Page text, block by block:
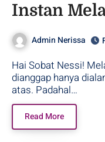
Instan
Purwodadi
Admin Nerissa
Hai Sobat Nessi! Melasma dan flek hitam sering kali
dianggap hanya
atas. Padahal…
Read More